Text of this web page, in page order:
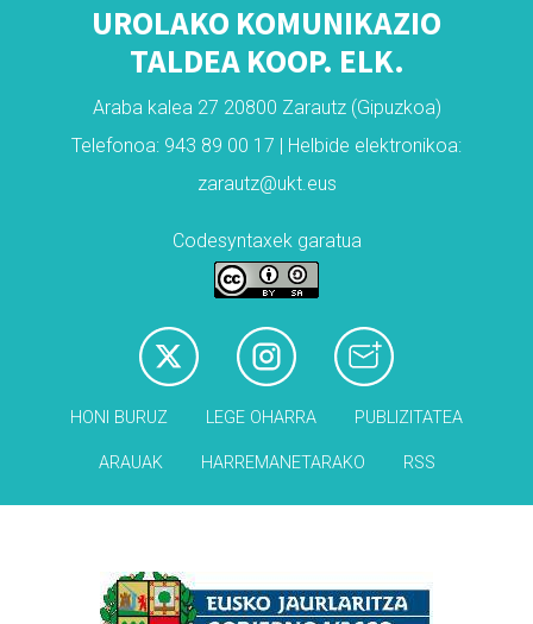
UROLAKO KOMUNIKAZIO
TALDEA KOOP. ELK.
Araba kalea 27 20800 Zarautz (Gipuzkoa)
Telefonoa: 943 89 00 17 | Helbide elektronikoa:
zarautz@ukt.eus
Codesyntaxek garatua
HONI BURUZ LEGE OHARRA PUBLIZITATEA
ARAUAK HARREMANETARAKO RSS